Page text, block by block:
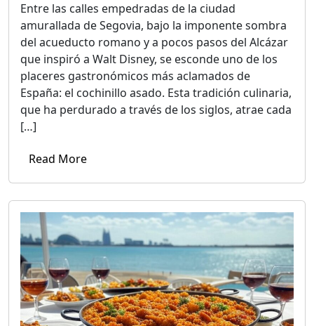
Entre las calles empedradas de la ciudad
amurallada de Segovia, bajo la imponente sombra
del acueducto romano y a pocos pasos del Alcázar
que inspiró a Walt Disney, se esconde uno de los
placeres gastronómicos más aclamados de
España: el cochinillo asado. Esta tradición culinaria,
que ha perdurado a través de los siglos, atrae cada
[…]
Read More